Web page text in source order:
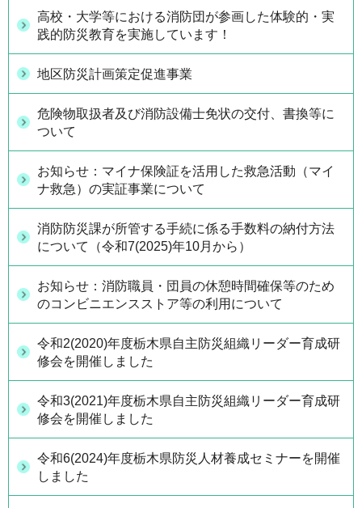
高校・大学等における消防団が参画した体験的・実
践的防災教育を実施しています！
地区防災計画策定促進事業
危険物取扱者及び消防設備士免状の交付、書換等に
ついて
お知らせ：マイナ保険証を活用した救急活動（マイ
ナ救急）の実証事業について
消防防災課が所管する手続に係る手数料の納付方法
について（令和7(2025)年10月から）
お知らせ：消防職員・団員の休憩時間確保等のため
のコンビニエンスストア等の利用について
令和2(2020)年度栃木県自主防災組織リーダー育成研
修会を開催しました
令和3(2021)年度栃木県自主防災組織リーダー育成研
修会を開催しました
令和6(2024)年度栃木県防災人材養成セミナーを開催
しました